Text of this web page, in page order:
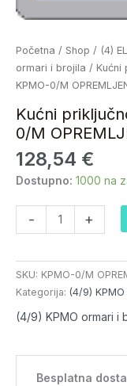
Početna / Shop / (4)
ormari i brojila / Kućni
KPMO-0/M
Kućni
0/M
128,54 €
Dostupno: 1000 na
-
Kućni
priključno
mjerni
-
KPMO-
0/M
OPREMLJEN
VIJČANI
PRIKLJUČAK
količina
+
SKU: KPMO-0/M
Kategorija: (4/9)
(4/9) KPMO ormari i
Besplatna